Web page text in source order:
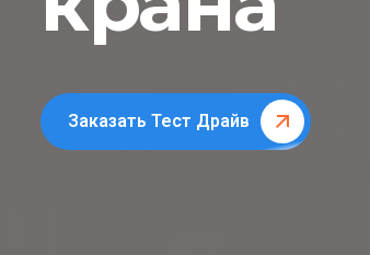
Заказать Тест Драйв